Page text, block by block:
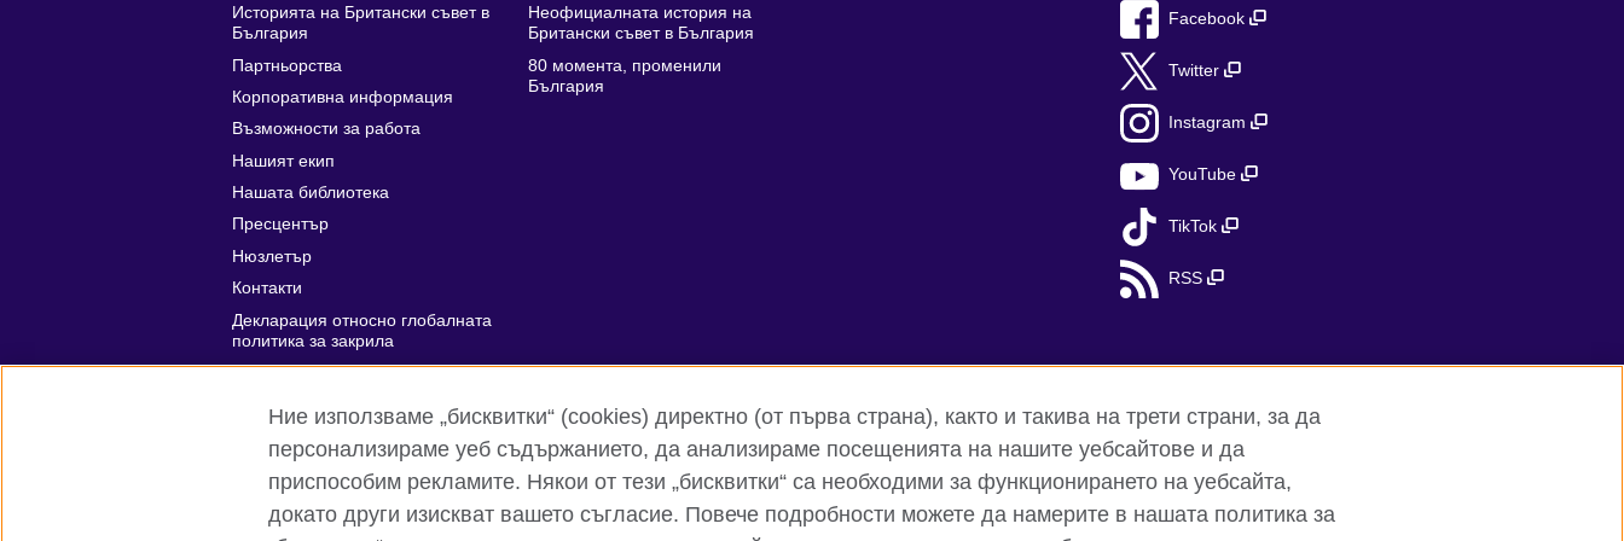
Историята на Британски съвет в
България
Партньорства
Корпоративна информация
Възможности за работа
Нашият екип
Нашата библиотека
Пресцентър
Нюзлетър
Контакти
Декларация относно глобалната
политика за закрила
Affiliate marketing
Неофициалната история на
Британски съвет в България
80 момента, променили
България
Facebook
Twitter
Instagram
YouTube
TikTok
RSS
Глобален уебсайт на Британски съвет Поверителност и условия за ползване Бисквитки Карта на сайта
Ние използваме „бисквитки“ (cookies) директно (от първа страна), както и такива на трети страни, за да
персонализираме уеб съдържанието, да анализираме посещенията на нашите уебсайтове и да
приспособим рекламите. Някои от тези „бисквитки“ са необходими за функционирането на уебсайта,
докато други изискват вашето съгласие. Повече подробности можете да намерите в нашата политика за